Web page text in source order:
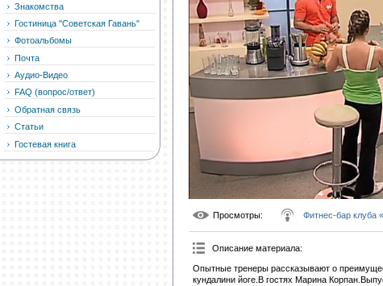
Знакомства
Гостиница "Советская Гавань"
Фотоальбомы
Почта
Аудио-Видео
FAQ (вопрос/ответ)
Обратная связь
Статьи
Гостевая книга
Просмотры: Фитнес-бар
Описание материала:
Опытные тренеры рассказывают о
кундалини йоге.В гостях Марина